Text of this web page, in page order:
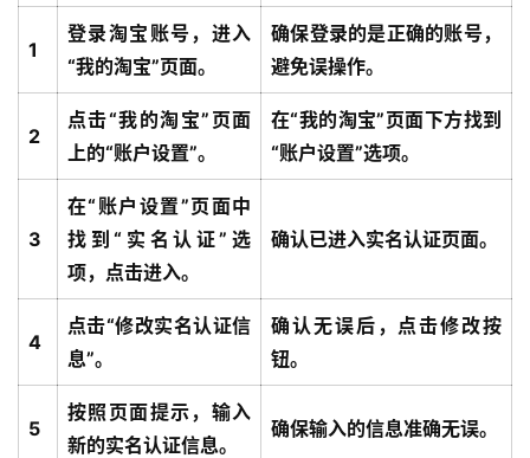
1
登录淘宝账号，进入
“我的淘宝”页面。
确保登录的是正确的账号，
避免误操作。
2
点击“我的淘宝”页面
上的“账户设置”。
在“我的淘宝”页面下方找到
“账户设置”选项。
3
在“账户设置”页面中
找到“实名认证”选
项，点击进入。
确认已进入实名认证页面。
4
点击“修改实名认证信
息”。
确认无误后，点击修改按
钮。
5
按照页面提示，输入
新的实名认证信息。
确保输入的信息准确无误。